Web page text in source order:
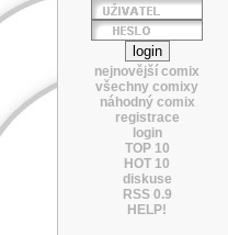
nejnovější comix
všechny comixy
náhodný comix
registrace
login
TOP 10
HOT 10
diskuse
RSS 0.9
HELP!